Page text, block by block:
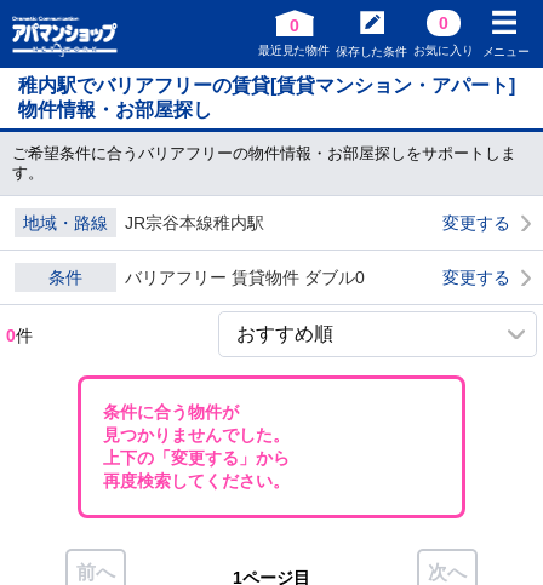
0
最近見た物件 保存した条件
0
お気に入り メニュー
稚内駅でバリアフリーの賃貸[賃貸マンション・アパート]
物件情報・お部屋探し
ご希望条件に合うバリアフリーの物件情報・お部屋探しをサポートしま
す。
地域・路線 JR宗谷本線稚内駅 変更する
条件 バリアフリー 賃貸物件 ダブル0 変更する
0件
条件に合う物件が
見つかりませんでした。
上下の「変更する」から
再度検索してください。
前へ 次へ
1ページ目